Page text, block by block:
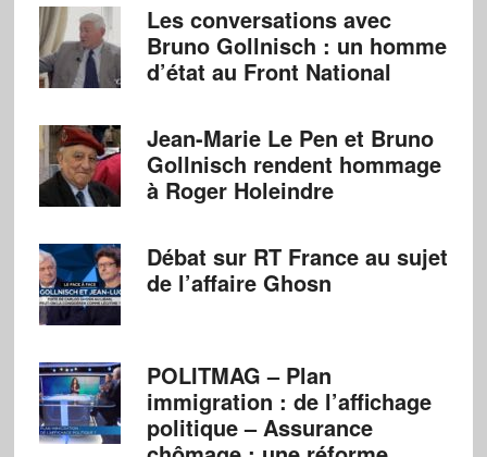
Les conversations avec
Bruno Gollnisch : un homme
d’état au Front National
Jean-Marie Le Pen et Bruno
Gollnisch rendent hommage
à Roger Holeindre
Débat sur RT France au sujet
de l’affaire Ghosn
POLITMAG – Plan
immigration : de l’affichage
politique – Assurance